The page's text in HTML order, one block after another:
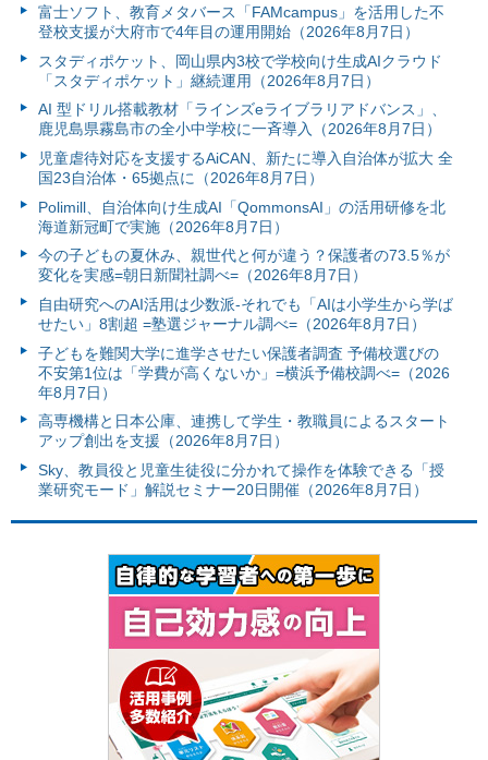
富⼠ソフト、教育メタバース「FAMcampus」を活用した不
登校支援が大府市で4年目の運用開始（2026年8月7日）
スタディポケット、岡山県内3校で学校向け生成AIクラウド
「スタディポケット」継続運用（2026年8月7日）
AI 型ドリル搭載教材「ラインズeライブラリアドバンス」、
鹿児島県霧島市の全小中学校に一斉導入（2026年8月7日）
児童虐待対応を支援するAiCAN、新たに導入自治体が拡大 全
国23自治体・65拠点に（2026年8月7日）
Polimill、自治体向け生成AI「QommonsAI」の活用研修を北
海道新冠町で実施（2026年8月7日）
今の子どもの夏休み、親世代と何が違う？保護者の73.5％が
変化を実感=朝日新聞社調べ=（2026年8月7日）
自由研究へのAI活用は少数派-それでも「AIは小学生から学ば
せたい」8割超 =塾選ジャーナル調べ=（2026年8月7日）
子どもを難関大学に進学させたい保護者調査 予備校選びの
不安第1位は「学費が高くないか」=横浜予備校調べ=（2026
年8月7日）
高専機構と日本公庫、連携して学生・教職員によるスタート
アップ創出を支援（2026年8月7日）
Sky、教員役と児童生徒役に分かれて操作を体験できる「授
業研究モード」解説セミナー20日開催（2026年8月7日）